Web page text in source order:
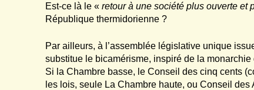
Est-ce là le «retour à une société plus ouverte et
République thermidorienne ?
Par ailleurs, à l’assemblée législative unique
substitue le bicamérisme, inspiré de la
Si la Chambre basse, le Conseil des cinq cents
les lois, seule La Chambre haute, ou Conseil